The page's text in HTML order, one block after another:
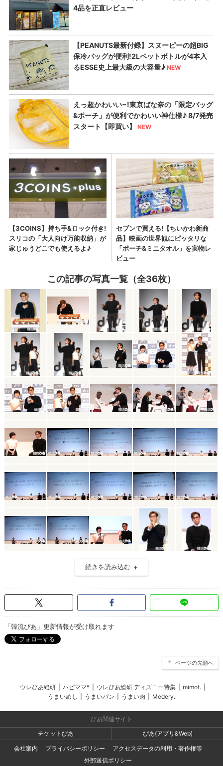
この記事の写真一覧（全36枚）
続きを読み込む
「韓流ぴあ」更新情報が受け取れます
ページの先頭へ
ウレぴあ総研 ハピママ* ウレぴあ総研 ディズニー特集 mimot.
うまいめし
うまいパン うまい肉 Medery.
ぴあ関連サイト
チケットぴあ
ぴあ(アプリ&Web)
会社案内
プライバシーポリシー
アクセスデータの利用・著作権等
外部送信ポリシー